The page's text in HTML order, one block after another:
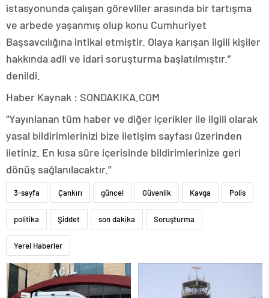
istasyonunda çalışan görevliler arasında bir tartışma
ve arbede yaşanmış olup konu Cumhuriyet
Başsavcılığına intikal etmiştir. Olaya karışan ilgili kişiler
hakkında adli ve idari soruşturma başlatılmıştır.”
denildi.
Haber Kaynak : SONDAKIKA.COM
“Yayınlanan tüm haber ve diğer içerikler ile ilgili olarak
yasal bildirimlerinizi bize iletişim sayfası üzerinden
iletiniz. En kısa süre içerisinde bildirimlerinize geri
dönüş sağlanılacaktır.”
3-sayfa Çankırı güncel Güvenlik Kavga Polis
politika Şiddet son dakika Soruşturma
Yerel Haberler